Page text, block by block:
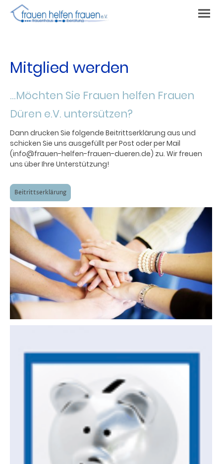
Mitglied werden
...Möchten Sie Frauen helfen Frauen
Düren e.V. untersützen?
Dann drucken Sie folgende Beitrittserklärung aus und
schicken Sie uns ausgefüllt per Post oder per Mail
(info@frauen-helfen-frauen-dueren.de) zu. Wir freuen
uns über Ihre Unterstützung!
Beitrittserklärung